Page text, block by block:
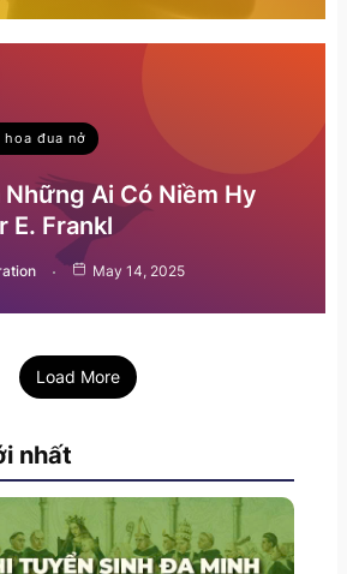
hoa đua nở
Những Ai Có Niềm Hy
E. Frankl
May 14, 2025
Load More
nhất